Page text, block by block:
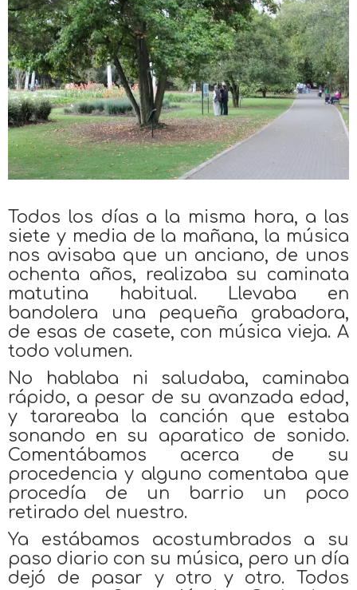
Todos los días a la misma hora, a las
siete y media de la mañana, la música
nos avisaba que un anciano, de unos
ochenta años, realizaba su caminata
matutina habitual. Llevaba en
bandolera una pequeña grabadora,
de esas de casete, con música vieja. A
todo volumen.
No hablaba ni saludaba, caminaba
rápido, a pesar de su avanzada edad,
y tarareaba la canción que estaba
sonando en su aparatico de sonido.
Comentábamos acerca de su
procedencia y alguno comentaba que
procedía de un barrio un poco
retirado del nuestro.
Ya estábamos acostumbrados a su
paso diario con su música, pero un día
dejó de pasar y otro y otro. Todos